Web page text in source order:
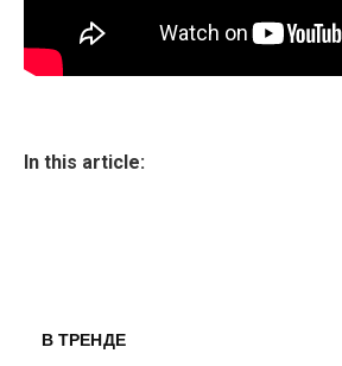
In this article:
В ТРЕНДЕ